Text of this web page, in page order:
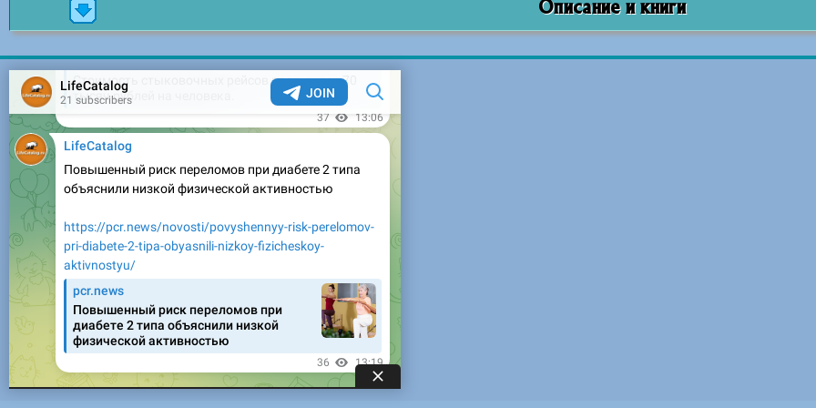
Описание и книги